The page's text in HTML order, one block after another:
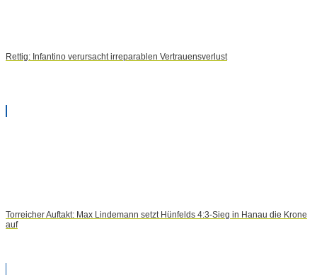
Rettig: Infantino verursacht irreparablen Vertrauensverlust
Torreicher Auftakt: Max Lindemann setzt Hünfelds 4:3-Sieg in Hanau die Krone
auf